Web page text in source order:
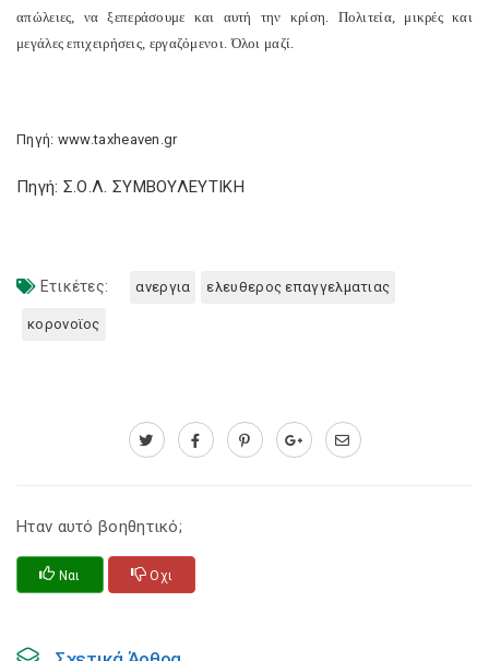
απώλειες, να ξεπεράσουμε και αυτή την κρίση. Πολιτεία, μικρές και
μεγάλες επιχειρήσεις, εργαζόμενοι. Όλοι μαζί.
Πηγή: www.taxheaven.gr
Πηγή: Σ.Ο.Λ. ΣΥΜΒΟΥΛΕΥΤΙΚΗ
Ετικέτες: ανεργια ελευθερος επαγγελματιας
κορονοϊος
Ηταν αυτό βοηθητικό;
Ναι Οχι